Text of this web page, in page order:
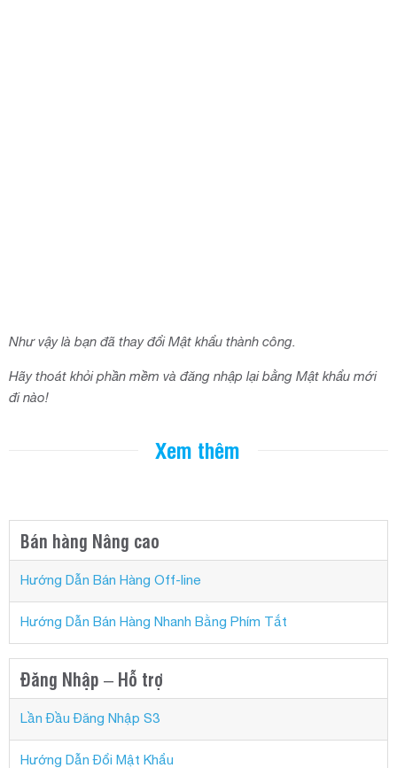
Như vậy là bạn đã thay đổi Mật khẩu thành công.
Hãy thoát khỏi phần mềm và đăng nhập lại bằng Mật khẩu mới
đi nào!
Xem thêm
Bán hàng Nâng cao
Hướng Dẫn Bán Hàng Off-line
Hướng Dẫn Bán Hàng Nhanh Bằng Phím Tắt
Đăng Nhập – Hỗ trợ
Lần Đầu Đăng Nhập S3
Hướng Dẫn Đổi Mật Khẩu